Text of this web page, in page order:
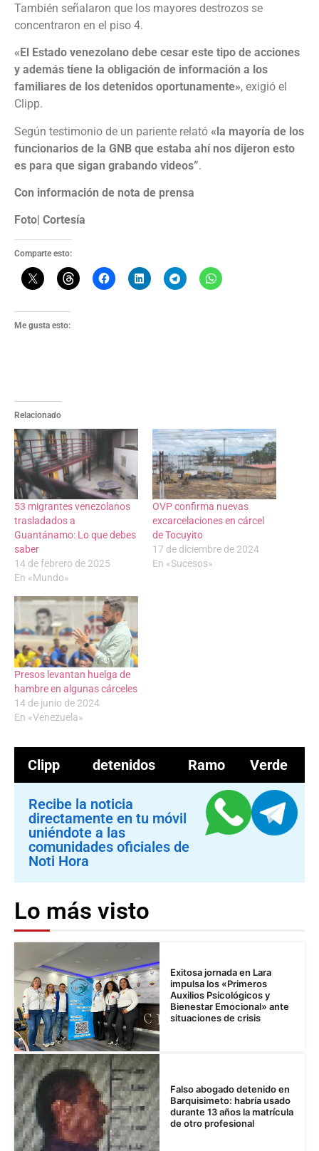
También señalaron que los mayores destrozos se
concentraron en el piso 4.
«El Estado venezolano debe cesar este tipo de acciones
y además tiene la obligación de información a los
familiares de los detenidos oportunamente», exigió el
Clipp.
Según testimonio de un pariente relató «la mayoría de los
funcionarios de la GNB que estaba ahí nos dijeron esto
es para que sigan grabando videos”.
Con información de nota de prensa
Foto| Cortesía
Comparte esto:
Me gusta esto:
Relacionado
53 migrantes venezolanos
trasladados a
Guantánamo: Lo que debes
saber
14 de febrero de 2025
En «Mundo»
OVP confirma nuevas
excarcelaciones en cárcel
de Tocuyito
17 de diciembre de 2024
En «Sucesos»
Presos levantan huelga de
hambre en algunas cárceles
14 de junio de 2024
En «Venezuela»
Clipp detenidos Ramo Verde
Recibe la noticia
directamente en tu móvil
uniéndote a las
comunidades oficiales de
Noti Hora
Lo más visto
Exitosa jornada en Lara
impulsa los «Primeros
Auxilios Psicológicos y
Bienestar Emocional» ante
situaciones de crisis
Falso abogado detenido en
Barquisimeto: habría usado
durante 13 años la matrícula
de otro profesional